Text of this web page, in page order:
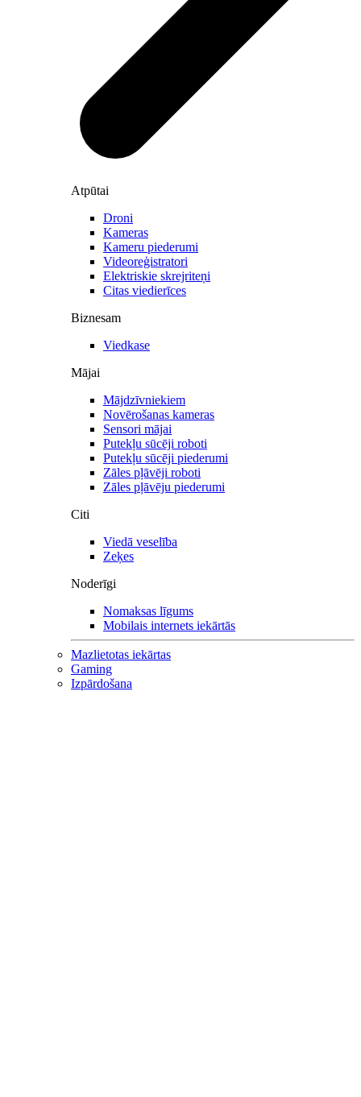
Atpūtai
Droni
Kameras
Kameru piederumi
Videoreģistratori
Elektriskie skrejriteņi
Citas viedierīces
Biznesam
Viedkase
Mājai
Mājdzīvniekiem
Novērošanas kameras
Sensori mājai
Putekļu sūcēji roboti
Putekļu sūcēji piederumi
Zāles pļāvēji roboti
Zāles pļāvēju piederumi
Citi
Viedā veselība
Zeķes
Noderīgi
Nomaksas līgums
Mobilais internets iekārtās
Mazlietotas iekārtas
Gaming
Izpārdošana